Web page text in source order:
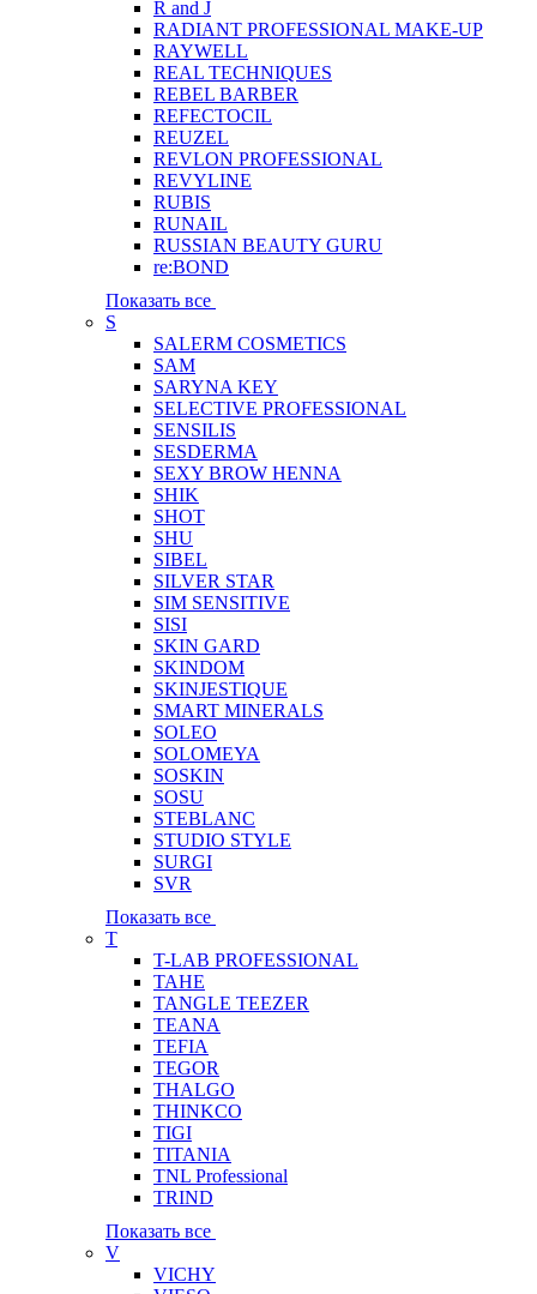
R and J
RADIANT PROFESSIONAL MAKE-UP
RAYWELL
REAL TECHNIQUES
REBEL BARBER
REFECTOCIL
REUZEL
REVLON PROFESSIONAL
REVYLINE
RUBIS
RUNAIL
RUSSIAN BEAUTY GURU
re:BOND
Показать все
S
SALERM COSMETICS
SAM
SARYNA KEY
SELECTIVE PROFESSIONAL
SENSILIS
SESDERMA
SEXY BROW HENNA
SHIK
SHOT
SHU
SIBEL
SILVER STAR
SIM SENSITIVE
SISI
SKIN GARD
SKINDOM
SKINJESTIQUE
SMART MINERALS
SOLEO
SOLOMEYA
SOSKIN
SOSU
STEBLANC
STUDIO STYLE
SURGI
SVR
Показать все
T
T-LAB PROFESSIONAL
TAHE
TANGLE TEEZER
TEANA
TEFIA
TEGOR
THALGO
THINKCO
TIGI
TITANIA
TNL Professional
TRIND
Показать все
V
VICHY